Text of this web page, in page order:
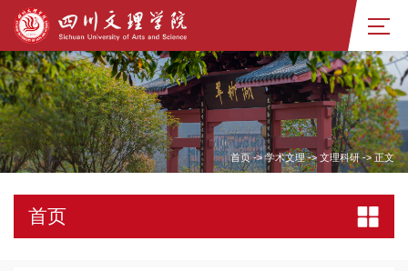
首页->学术文理-> 文理科研->正文
首页